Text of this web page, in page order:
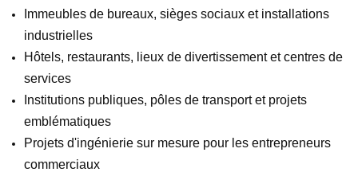
Immeubles de bureaux, sièges sociaux et installations
industrielles
Hôtels, restaurants, lieux de divertissement et centres de
services
Institutions publiques, pôles de transport et projets
emblématiques
Projets d'ingénierie sur mesure pour les entrepreneurs
commerciaux